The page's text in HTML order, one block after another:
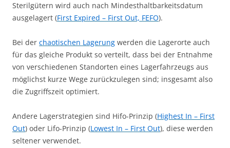
Sterilgütern wird auch nach Mindesthaltbarkeitsdatum
ausgelagert (First Expired – First Out, FEFO).
Bei der chaotischen Lagerung werden die Lagerorte auch
für das gleiche Produkt so verteilt, dass bei der Entnahme
von verschiedenen Standorten eines Lagerfahrzeugs aus
möglichst kurze Wege zurückzulegen sind; insgesamt also
die Zugriffszeit optimiert.
Andere Lagerstrategien sind Hifo-Prinzip (Highest In – First
Out) oder Lifo-Prinzip (Lowest In – First Out), diese werden
seltener verwendet.